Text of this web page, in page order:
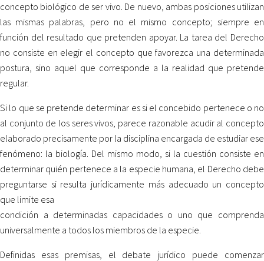
concepto biológico de ser vivo. De nuevo, ambas posiciones utilizan
las mismas palabras, pero no el mismo concepto; siempre en
función del resultado que pretenden apoyar. La tarea del Derecho
no consiste en elegir el concepto que favorezca una determinada
postura, sino aquel que corresponde a la realidad que pretende
regular.
Si lo que se pretende determinar es si el concebido pertenece o no
al conjunto de los seres vivos, parece razonable acudir al concepto
elaborado precisamente por la disciplina encargada de estudiar ese
fenómeno: la biología. Del mismo modo, si la cuestión consiste en
determinar quién pertenece a la especie humana, el Derecho debe
preguntarse si resulta jurídicamente más adecuado un concepto
que limite esa
condición a determinadas capacidades o uno que comprenda
universalmente a todos los miembros de la especie.
Definidas esas premisas, el debate jurídico puede comenzar